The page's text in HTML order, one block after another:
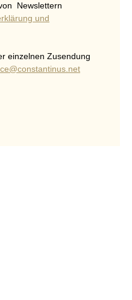
Newslettern
und
einzelnen Zusendung